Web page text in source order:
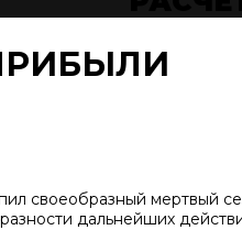
своеобразный мертвый
дальнейших